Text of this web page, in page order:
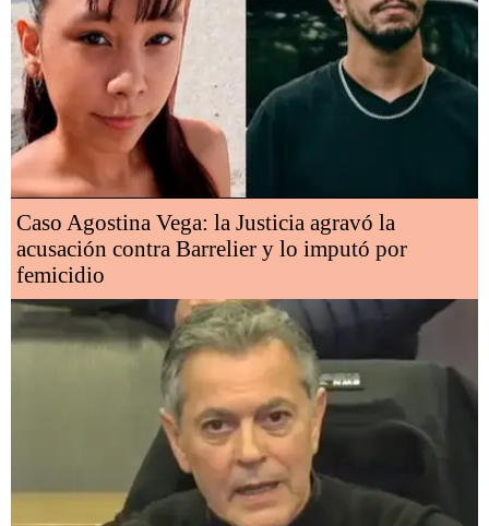
Caso Agostina Vega: la Justicia agravó la
acusación contra Barrelier y lo imputó por
femicidio